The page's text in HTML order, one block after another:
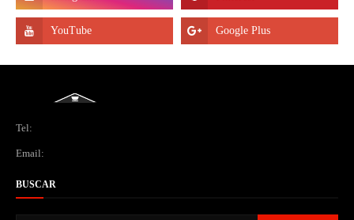
Tel:
Email:
BUSCAR